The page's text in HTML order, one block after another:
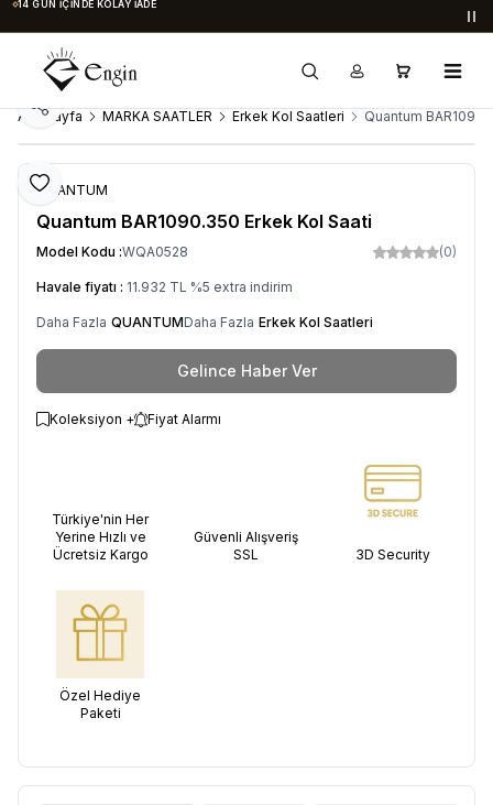
14 GÜN İÇINDE KOLAY İADE
Ana Sayfa MARKA SAATLER Erkek Kol Saatleri Quantum
Favoriye Ekle
Paylaş
QUANTUM
Quantum BAR1090.350 Erkek Kol Saati
Model Kodu :WQA0528 (0)
Havale fiyatı : 11.932 TL %5 extra indirim
Daha Fazla QUANTUMDaha Fazla Erkek Kol Saatleri
Gelince Haber Ver
Koleksiyon + Fiyat Alarmı
Türkiye'nin Her
Yerine Hızlı ve
Ücretsiz Kargo
Güvenli Alışveriş
SSL
3D Security
Özel Hediye
Paketi